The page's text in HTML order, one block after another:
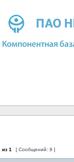
из 1 [ Сообщений: 9 ]